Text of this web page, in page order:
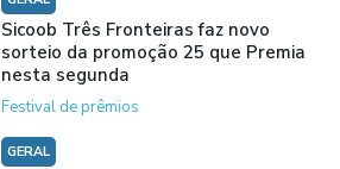
Sicoob Três Fronteiras faz novo
sorteio da promoção 25 que Premia
nesta segunda
Festival de prêmios
GERAL